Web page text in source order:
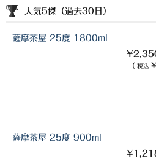
人気5傑（過去30日）
薩摩茶屋 25度 1800ml
( 税込
薩摩茶屋 25度 900ml